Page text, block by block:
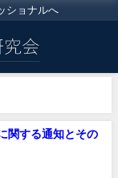
ショナルへ
関する通知とその